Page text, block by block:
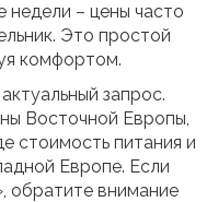
недели – цены часто
Это простой
комфортом.
запрос.
Восточной Европы,
стоимость питания и
Европе. Если
обратите внимание